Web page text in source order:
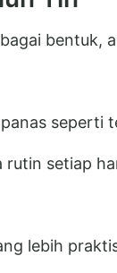
bentuk,
seperti
rutin setiap
lebih